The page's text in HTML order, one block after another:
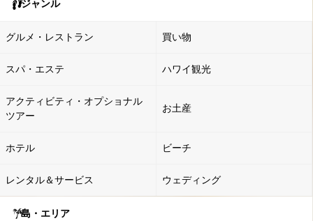
ジャンル
グルメ・レストラン 買い物
スパ・エステ ハワイ観光
アクティビティ・オプショナル
ツアー
お土産
ホテル ビーチ
レンタル＆サービス ウェディング
島・エリア